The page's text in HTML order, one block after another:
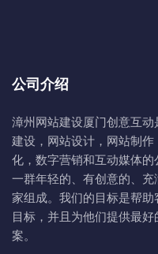
公司介绍
漳州网站建设厦门创意互动
建设，网站设计，网站制
化，数字营销和互动媒体
一群年轻的、有创意的、
家组成。我们的目标是帮
目标，并且为他们提供最
案。